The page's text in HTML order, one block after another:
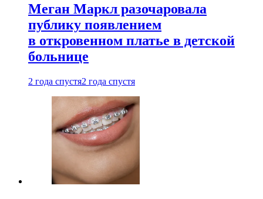
Меган Маркл разочаровала
публику появлением
в откровенном платье в детской
больнице
2 года спустя2 года спустя